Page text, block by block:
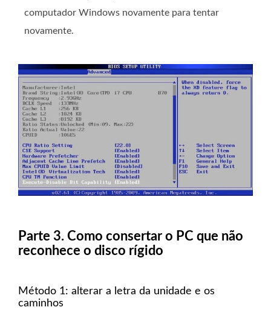
computador Windows novamente para tentar
novamente.
Parte 3. Como consertar o PC que não
reconhece o disco rígido
Método 1: alterar a letra da unidade e os
caminhos